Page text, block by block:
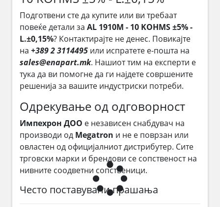
Подготвени сте да купите или ви требаат
повеќе детали за AL 1910M - 10 KOHMS ±5% -
L.±0,15%? Контактирајте не денес. Повикајте
на +389 2 3114495 или испратете е-пошта на
sales@enapart.mk. Нашиот тим на експерти е
тука да ви помогне да ги најдете совршените
решенија за вашите индустриски потреби.
Одрекување од одговорност
Импехрон ДОО е независен снабдувач на
производи од Megatron и не е поврзан или
овластен од официјалниот дистрибутер. Сите
трговски марки и брендови се сопственост на
нивните соодветни сопственици.
Често поставувани прашања